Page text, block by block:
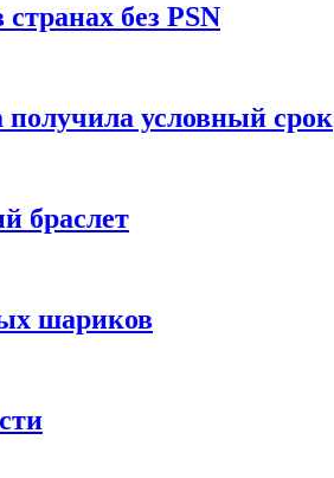
без PSN
условный срок
браслет
шариков